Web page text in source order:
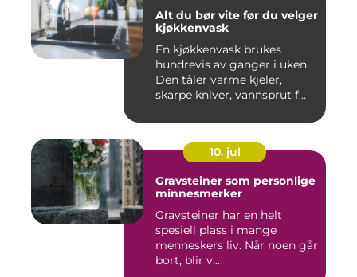
Alt du bør vite før du velger
kjøkkenvask
En kjøkkenvask brukes
hundrevis av ganger i uken.
Den tåler varme kjeler,
skarpe kniver, vannsprut f...
10. jul
Gravsteiner som personlige
minnesmerker
Gravsteiner har en helt
spesiell plass i mange
menneskers liv. Når noen går
bort, blir v...